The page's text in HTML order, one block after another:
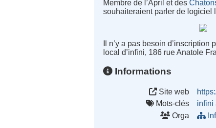
Membre de l’April et des
souhaiteraient parler de logiciel
Il n’y a pas besoin
local d’infini, 186 rue Anatole
Informations
Site web
Mots-clés
infini
Orga